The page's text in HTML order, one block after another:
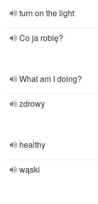
turn on the light
Co ja robię?
What am I doing?
zdrowy
healthy
wąski